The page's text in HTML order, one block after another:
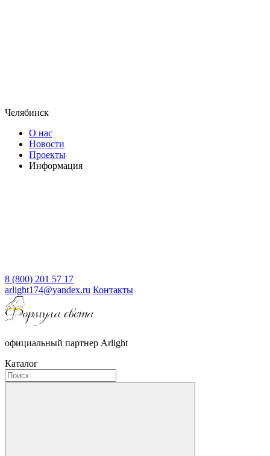
Челябинск
О нас
Новости
Проекты
Информация
8 (800) 201 57 17
arlight174@yandex.ru Контакты
официальный партнер Arlight
Каталог